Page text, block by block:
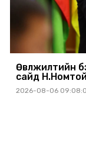
Өвөлжилтийн
сайд
2026-08-06